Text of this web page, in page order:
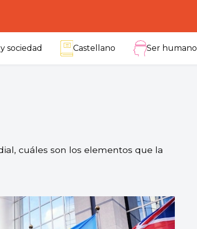
sociedad Castellano Ser humano
cuáles son los elementos que la